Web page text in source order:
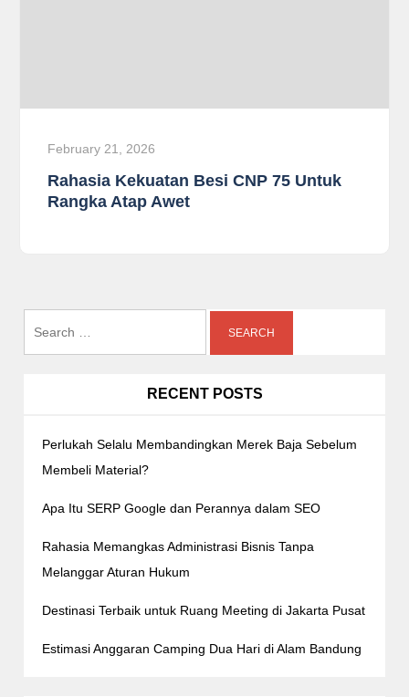
February 21, 2026
Rahasia Kekuatan Besi CNP 75 Untuk
Rangka Atap Awet
RECENT POSTS
Perlukah Selalu Membandingkan Merek Baja Sebelum
Membeli Material?
Apa Itu SERP Google dan Perannya dalam SEO
Rahasia Memangkas Administrasi Bisnis Tanpa
Melanggar Aturan Hukum
Destinasi Terbaik untuk Ruang Meeting di Jakarta Pusat
Estimasi Anggaran Camping Dua Hari di Alam Bandung